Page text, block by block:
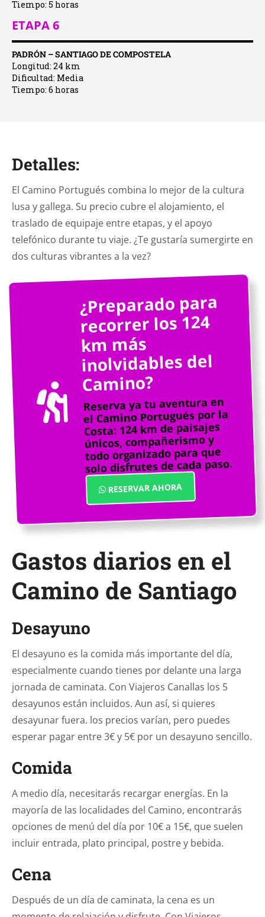
Tiempo: 5 horas
ETAPA 6
PADRÓN – SANTIAGO DE COMPOSTELA
Longitud: 24 km
Dificultad: Media
Tiempo: 6 horas
Detalles:
El Camino Portugués combina lo mejor de la cultura
lusa y gallega. Su precio cubre el alojamiento, el
traslado de equipaje entre etapas, y el apoyo
telefónico durante tu viaje. ¿Te gustaría sumergirte en
dos culturas vibrantes a la vez?
¿Preparado para
recorrer los 124
km más
inolvidables del
Camino?
Reserva ya tu aventura en
el Camino Portugués por la
Costa: 124 km de paisajes
únicos, compañerismo y
todo organizado para que
solo disfrutes de cada paso.
RESERVAR AHORA
Gastos diarios en el
Camino de Santiago
Desayuno
El desayuno es la comida más importante del día,
especialmente cuando tienes por delante una larga
jornada de caminata. Con Viajeros Canallas los 5
desayunos están incluidos. Aun así, si quieres
desayunar fuera. los precios varían, pero puedes
esperar pagar entre 3€ y 5€ por un desayuno sencillo.
Comida
A medio día, necesitarás recargar energías. En la
mayoría de las localidades del Camino, encontrarás
opciones de menú del día por 10€ a 15€, que suelen
incluir entrada, plato principal, postre y bebida.
Cena
Después de un día de caminata, la cena es un